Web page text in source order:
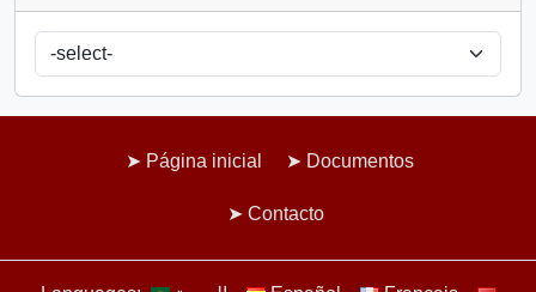
Página inicial Documentos
Contacto